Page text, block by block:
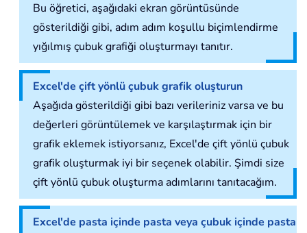
Bu öğretici, aşağıdaki ekran görüntüsünde
gösterildiği gibi, adım adım koşullu biçimlendirme
yığılmış çubuk grafiği oluşturmayı tanıtır.
Excel'de çift yönlü çubuk grafik oluşturun
Aşağıda gösterildiği gibi bazı verileriniz varsa ve bu
değerleri görüntülemek ve karşılaştırmak için bir
grafik eklemek istiyorsanız, Excel'de çift yönlü çubuk
grafik oluşturmak iyi bir seçenek olabilir. Şimdi size
çift yönlü çubuk oluşturma adımlarını tanıtacağım.
Excel'de pasta içinde pasta veya çubuk içinde pasta